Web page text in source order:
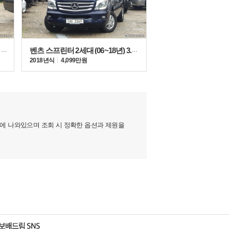
벤츠 스프린터 3세대 (19년~현재) 319 CDI
벤츠 스프린터 2세대 (06~18년) 3.0 디젤
2018년식
4,099만원
나와있으며 조회 시 정확한 옵션과 제원을